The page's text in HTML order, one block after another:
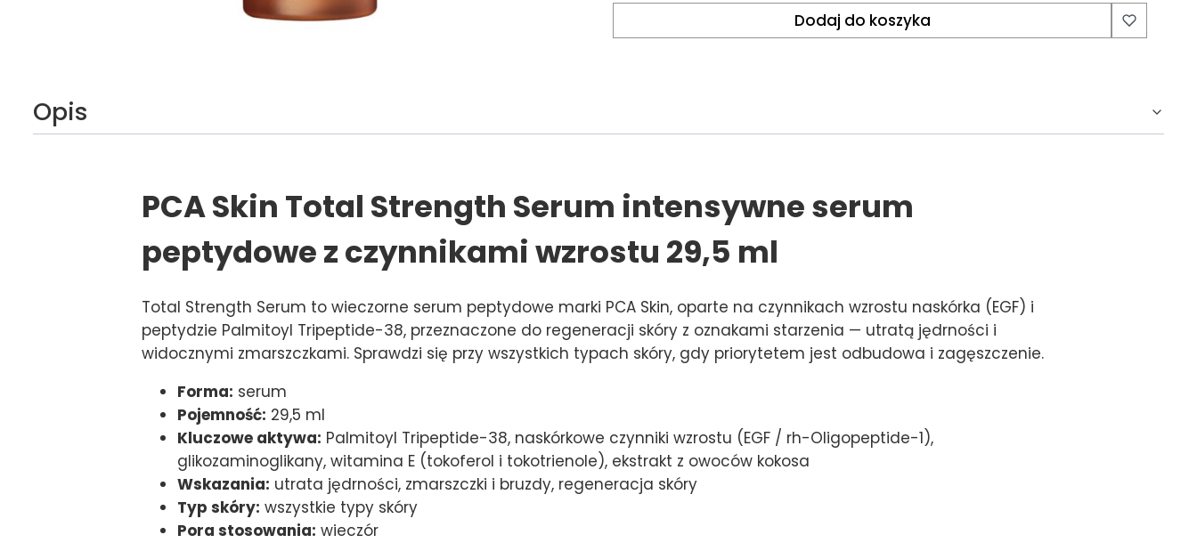
Dodaj do koszyka
Opis
PCA Skin Total Strength Serum intensywne serum
peptydowe z czynnikami wzrostu 29,5 ml
Total Strength Serum to wieczorne serum peptydowe marki PCA Skin, oparte na czynnikach wzrostu naskórka (EGF) i
peptydzie Palmitoyl Tripeptide-38, przeznaczone do regeneracji skóry z oznakami starzenia — utratą jędrności i
widocznymi zmarszczkami. Sprawdzi się przy wszystkich typach skóry, gdy priorytetem jest odbudowa i zagęszczenie.
Forma: serum
Pojemność: 29,5 ml
Kluczowe aktywa: Palmitoyl Tripeptide-38, naskórkowe czynniki wzrostu (EGF / rh-Oligopeptide-1),
glikozaminoglikany, witamina E (tokoferol i tokotrienole), ekstrakt z owoców kokosa
Wskazania: utrata jędrności, zmarszczki i bruzdy, regeneracja skóry
Typ skóry: wszystkie typy skóry
Pora stosowania: wieczór